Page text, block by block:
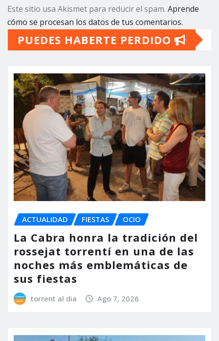
Este sitio usa Akismet para reducir el spam. Aprende
cómo se procesan los datos de tus comentarios.
PUEDES HABERTE PERDIDO
ACTUALIDAD FIESTAS OCIO
La Cabra honra la tradición del
rossejat torrentí en una de las
noches más emblemáticas de
sus fiestas
torrent al dia Ago 7, 2026